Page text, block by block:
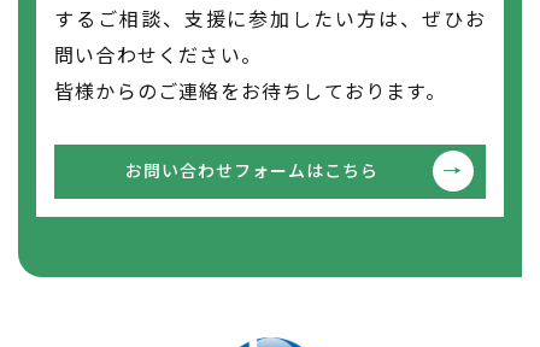
するご相談、支援に参加したい方は、ぜひお
問い合わせください。
皆様からのご連絡をお待ちしております。
お問い合わせフォームはこちら